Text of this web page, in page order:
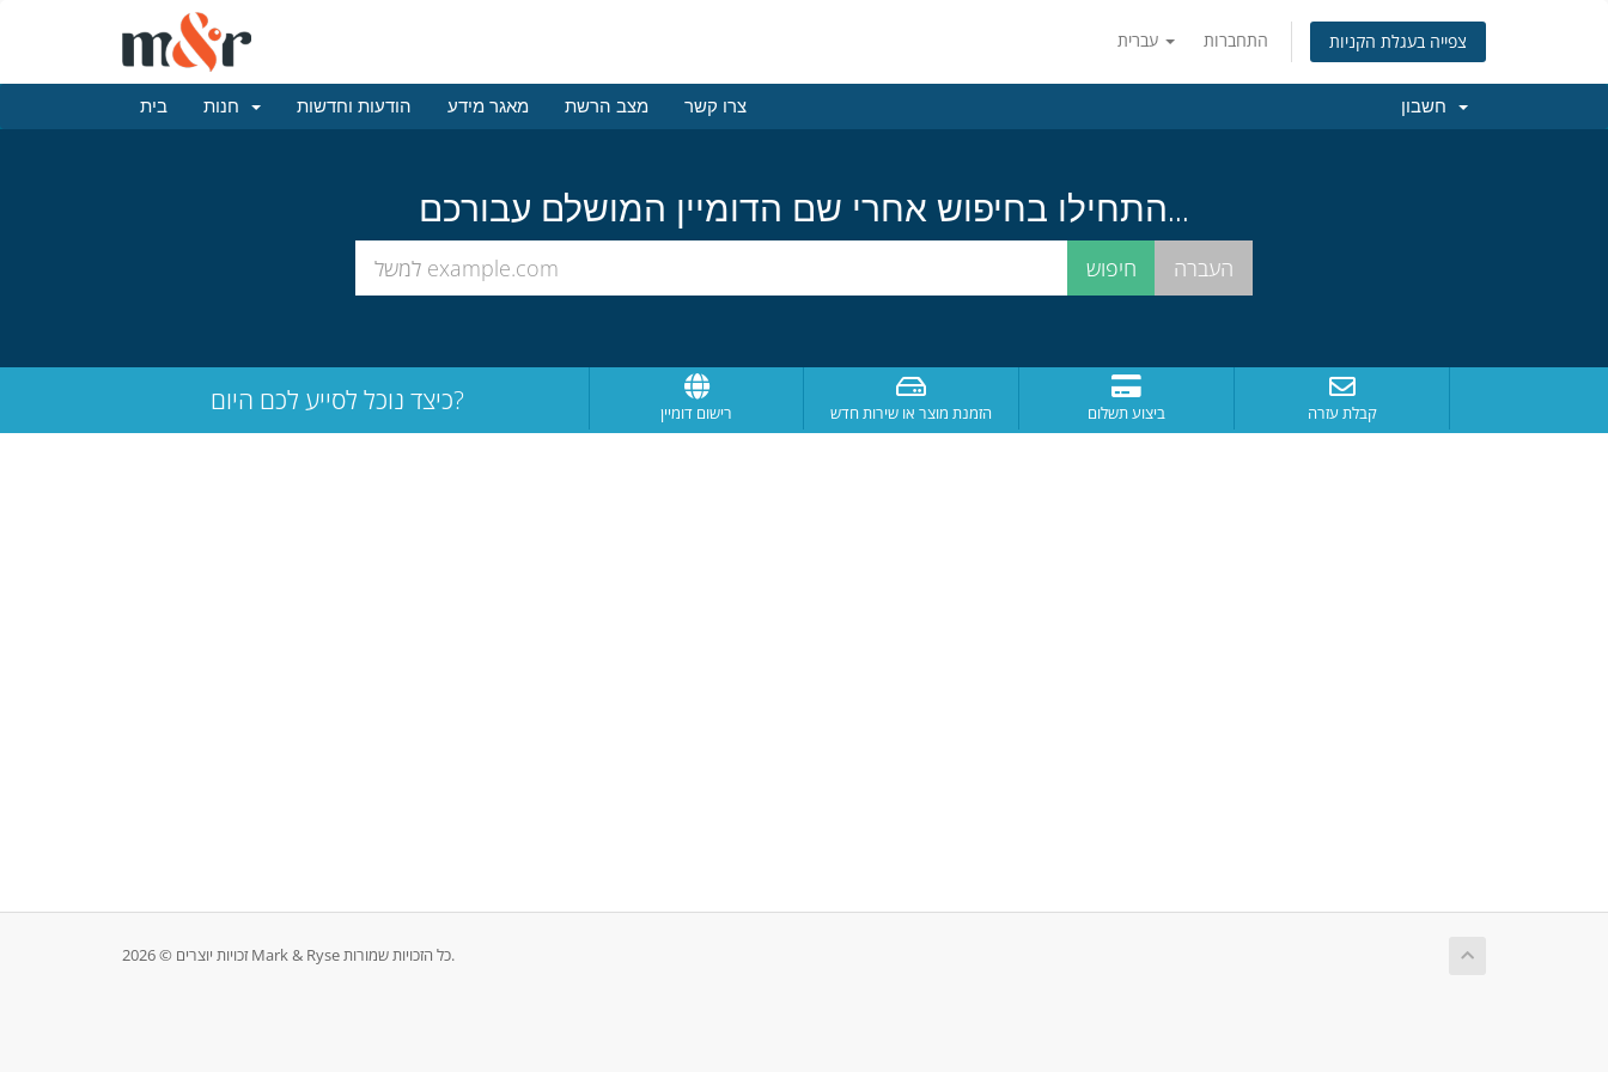
התחברות צפייה בעגלת הקניות
בית הודעות וחדשות מאגר מידע מצב הרשת צרו קשר
התחילו בחיפוש אחרי שם הדומיין המושלם עבורכם...
כיצד נוכל לסייע לכם היום? רישום דומיין הזמנת מוצר או שירות חדש ביצוע תשלום קבלת עזרה
זכויות יוצרים © 2026 Mark & Ryse כל הזכויות שמורות.